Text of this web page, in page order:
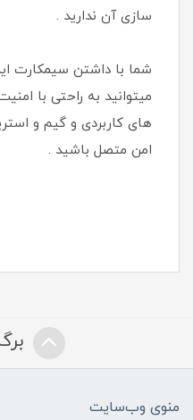
سازی آن ندارید .
شما با داشتن سیمکارت
میتوانید به راحتی با
های کاربردی و گیم و
امن متصل باشید .
منوی وب‌سایت